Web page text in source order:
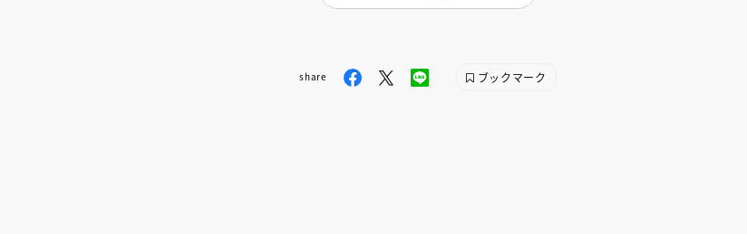
share ブックマーク